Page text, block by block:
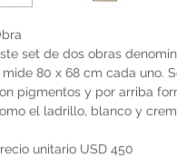
set de dos obras
mide 80 x 68 cm cada uno.
pigmentos y por arriba
el ladrillo, blanco y
unitario USD 450